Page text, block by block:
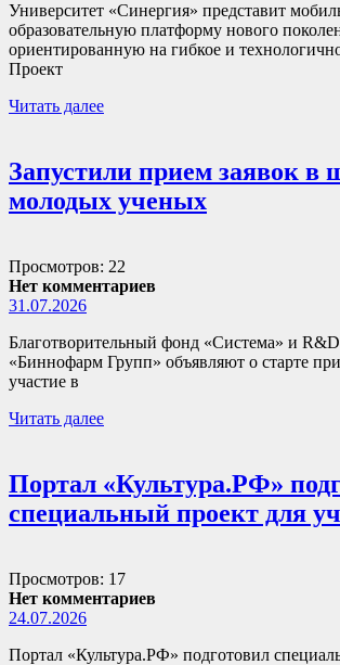
Университет «Синергия» представит
образовательную платформу нового
ориентированную на гибкое и
Проект
Читать далее
Запустили прием заявок в
молодых ученых
Просмотров: 22
Нет комментариев
31.07.2026
Благотворительный фонд «Система» и
«Биннофарм Групп» объявляют о старте
участие в
Читать далее
Портал «Культура.РФ»
специальный проект для
Просмотров: 17
Нет комментариев
24.07.2026
Портал «Культура.РФ» подготовил